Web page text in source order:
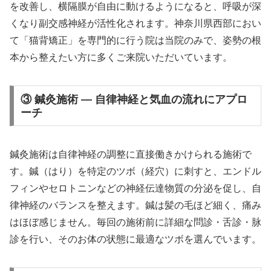
を改善し、横隔膜が自由に動けるようになると、呼吸が深
くなり副交感神経が活性化されます。神奈川県西部におい
て「猫背矯正」を専門的に行う院は当院のみで、姿勢の根
本から整えたい方に多くご来院いただいています。
③ 鍼灸施術 — 自律神経と気血の流れにアプロ
ーチ
鍼灸施術は自律神経の調整に直接働きかけられる施術で
す。鍼（はり）を特定のツボ（経穴）に刺すと、エンドル
フィンやセロトニンなどの神経伝達物質の分泌を促し、自
律神経のバランスを整えます。鍼は髪の毛ほど細く、痛み
はほぼ感じません。毎回の施術前に詳細な問診・舌診・脉
診を行い、そのお体の状態に最適なツボを選んでいます。